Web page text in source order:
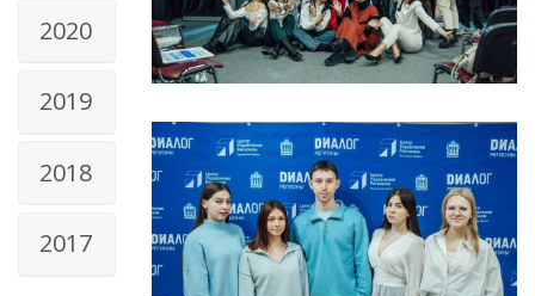
2020
2019
2018
2017